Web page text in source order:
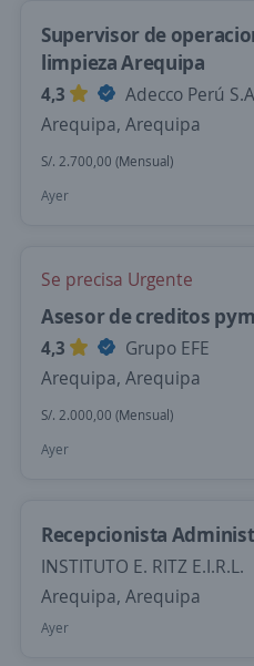
Supervisor de
limpieza Arequipa
4,3
Adecco Perú
Arequipa, Arequipa
S/. 2.700,00 (Mensual)
Ayer
Se precisa Urgente
Asesor de creditos
4,3
Grupo EFE
Arequipa, Arequipa
S/. 2.000,00 (Mensual)
Ayer
Recepcionista
INSTITUTO E. RITZ E.I.R.L.
Arequipa, Arequipa
Ayer